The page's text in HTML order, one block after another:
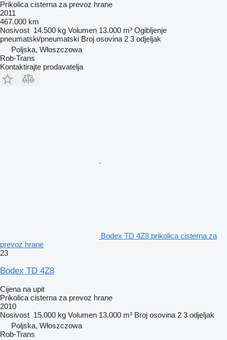
Prikolica cisterna za prevoz hrane
2011
467.000 km
Nosivost 14.500 kg Volumen 13.000 m³ Ogibljenje
pneumatski/pneumatski Broj osovina 2 3 odjeljak
Poljska, Włoszczowa
Rob-Trans
Kontaktirajte prodavatelja
Bodex TD 4Z8 prikolica cisterna za
prevoz hrane
23
Bodex TD 4Z8
Cijena na upit
Prikolica cisterna za prevoz hrane
2010
Nosivost 15.000 kg Volumen 13.000 m³ Broj osovina 2 3 odjeljak
Poljska, Włoszczowa
Rob-Trans